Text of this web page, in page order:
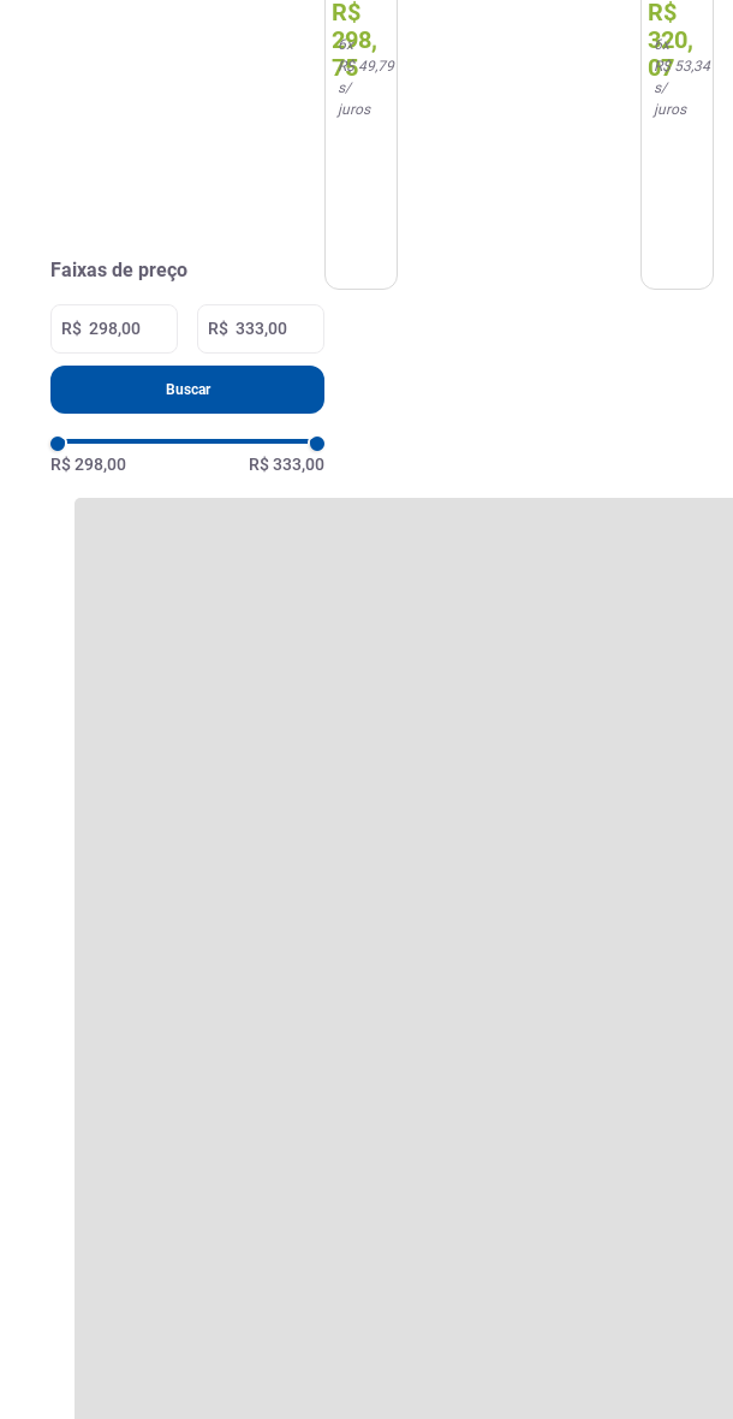
Faixas de preço
R$ R$
Buscar
R$ 298,00 R$ 333,00
Revestidos
Merck
R$
298,
75
6x
R$ 49,79
s/
juros
Revestidos
Merck
R$
320,
07
6x
R$ 53,34
s/
juros